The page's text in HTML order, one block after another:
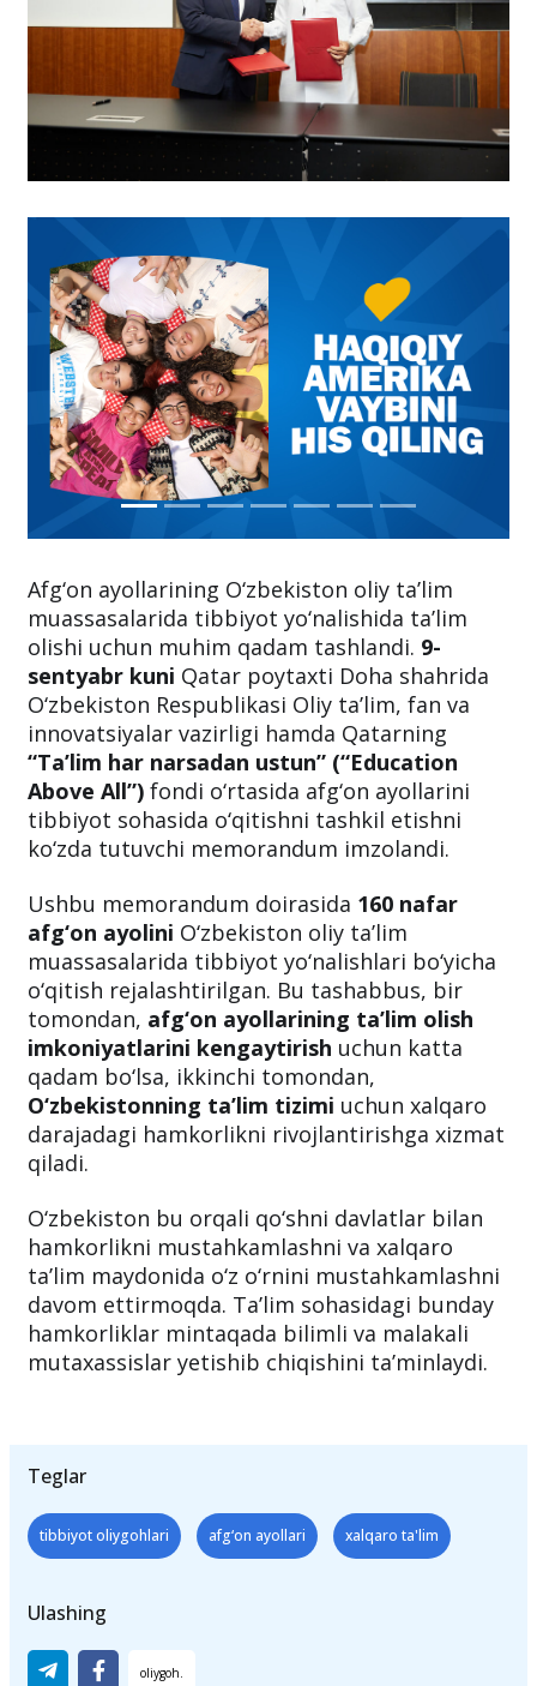
Afg‘on ayollarining O‘zbekiston oliy ta’lim
muassasalarida tibbiyot yo‘nalishida ta’lim
olishi uchun muhim qadam tashlandi. 9-
sentyabr kuni Qatar poytaxti Doha shahrida
O‘zbekiston Respublikasi Oliy ta’lim, fan va
innovatsiyalar vazirligi hamda Qatarning
“Ta’lim har narsadan ustun” (“Education
Above All”) fondi o‘rtasida afg‘on ayollarini
tibbiyot sohasida o‘qitishni tashkil etishni
ko‘zda tutuvchi memorandum imzolandi.
Ushbu memorandum doirasida 160 nafar
afg‘on ayolini O‘zbekiston oliy ta’lim
muassasalarida tibbiyot yo‘nalishlari bo‘yicha
o‘qitish rejalashtirilgan. Bu tashabbus, bir
tomondan, afg‘on ayollarining ta’lim olish
imkoniyatlarini kengaytirish uchun katta
qadam bo‘lsa, ikkinchi tomondan,
O‘zbekistonning ta’lim tizimi uchun xalqaro
darajadagi hamkorlikni rivojlantirishga xizmat
qiladi.
O‘zbekiston bu orqali qo‘shni davlatlar bilan
hamkorlikni mustahkamlashni va xalqaro
ta’lim maydonida o‘z o‘rnini mustahkamlashni
davom ettirmoqda. Ta’lim sohasidagi bunday
hamkorliklar mintaqada bilimli va malakali
mutaxassislar yetishib chiqishini ta’minlaydi.
Teglar
tibbiyot oliygohlari afg‘on ayollari xalqaro ta'lim
Ulashing